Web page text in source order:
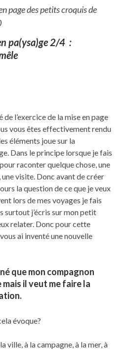
page des petits croquis de
pa(ysa)ge 2/4 :
de l’exercice de la mise en page
vous êtes effectivement rendu
éléments joue sur la
Dans le principe lorsque je fais
raconter quelque chose, une
visite. Donc avant de créer
la question de ce que je veux
lors de mes voyages je fais
surtout j’écris sur mon petit
relater. Donc pour cette
ai inventé une nouvelle
que mon compagnon
mais il veut me faire la
évoque?
ville, à la campagne, à la mer, à